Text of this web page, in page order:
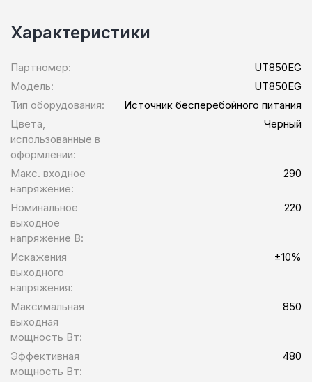
Характеристики
Партномер:
UT850EG
Модель:
UT850EG
Тип оборудования:
Источник бесперебойного питания
Цвета,
использованные в
оформлении:
Черный
Макс. входное
напряжение:
290
Номинальное
выходное
напряжение В:
220
Искажения
выходного
напряжения:
±10%
Максимальная
выходная
мощность Вт:
850
Эффективная
мощность Вт:
480